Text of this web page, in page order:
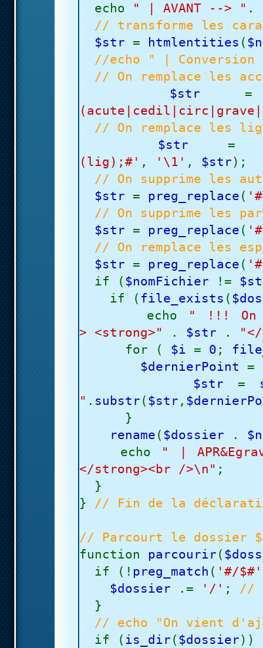
echo
" | AVANT --> " .
// transforme les
$str = htmlentities (
//echo " |
// On remplace les
$str
// On remplace les
$str
(lig);#' , '\1' , $str);
// On supprime les
$str = preg_replace (
// On supprime les
$str = preg_replace (
// On remplace les
$str = preg_replace (
if ( $nomFichier !=
if ( file_exists (
echo
" !!! On
> <strong>"
. $str .
for ( $i = 0 ;
$dernierPoint =
$str=
" . substr ( $str ,
}
rename ( $dossier .
echo
" |
</strong><br />\n" ;
}
} // Fin de la
// Parcourt le dossier
function parcourir (
if (! preg_match ( '#/$#'
$dossier
.= '/' ; //
}
// echo "On vient
if ( is_dir ( $dossier))